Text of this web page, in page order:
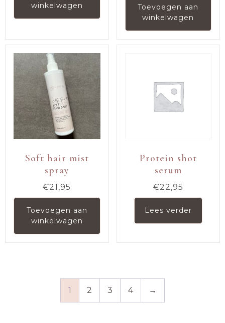
winkelwagen
Toevoegen aan
winkelwagen
Soft hair mist
spray
€21,95
Toevoegen aan
winkelwagen
Protein shot
serum
€22,95
Lees verder
1 2 3 4 →